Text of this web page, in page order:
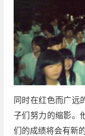
同时在红色而广远
子们努力的缩影。
们的成绩将会有新